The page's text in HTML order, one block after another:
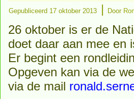
Gepubliceerd 17 oktober 2013 | Door
26 oktober is er de
doet daar aan mee en
Er begint een
Opgeven kan via de
via de mail